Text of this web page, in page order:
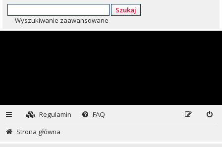
Szukaj
Wyszukiwanie zaawansowane
Regulamin
FAQ
Strona główna